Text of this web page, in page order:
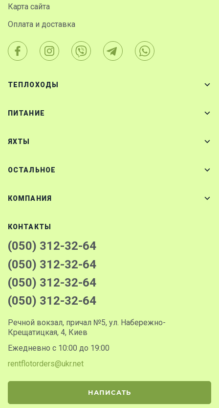
Карта сайта
Оплата и доставка
ТЕПЛОХОДЫ
ПИТАНИЕ
ЯХТЫ
ОСТАЛЬНОЕ
КОМПАНИЯ
КОНТАКТЫ
(050) 312-32-64
(050) 312-32-64
(050) 312-32-64
(050) 312-32-64
Речной вокзал, причал №5, ул. Набережно-
Крещатицкая, 4, Киев
Ежедневно с 10:00 до 19:00
rentflotorders@ukr.net
НАПИСАТЬ